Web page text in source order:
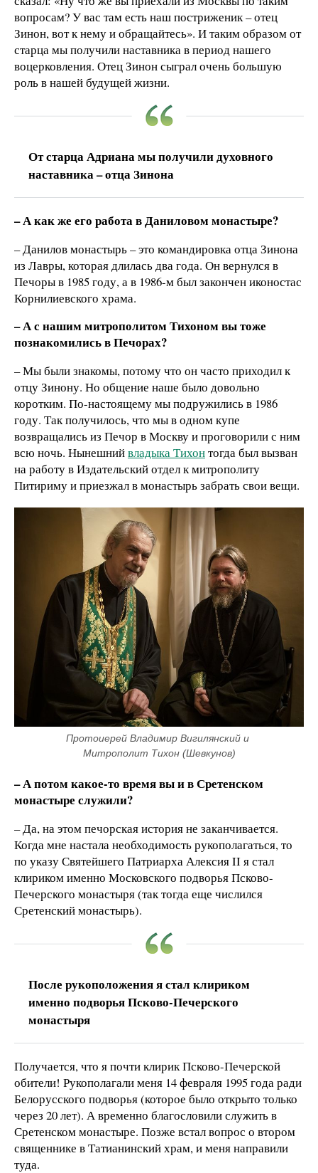
вопросам? У вас там есть наш постриженик – отец
Зинон, вот к нему и обращайтесь». И таким образом от
старца мы получили наставника в период нашего
воцерковления. Отец Зинон сыграл очень большую
роль в нашей будущей жизни.
От старца Адриана мы получили духовного
наставника – отца Зинона
– А как же его работа в Даниловом монастыре?
– Данилов монастырь – это командировка отца Зинона
из Лавры, которая длилась два года. Он вернулся в
Печоры в 1985 году, а в 1986-м был закончен иконостас
Корнилиевского храма.
– А с нашим митрополитом Тихоном вы тоже
познакомились в Печорах?
– Мы были знакомы, потому что он часто приходил к
отцу Зинону. Но общение наше было довольно
коротким. По-настоящему мы подружились в 1986
году. Так получилось, что мы в одном купе
возвращались из Печор в Москву и проговорили с ним
всю ночь. Нынешнийвладыка Тихонтогда был вызван
на работу в Издательский отдел к митрополиту
Питириму и приезжал в монастырь забрать свои вещи.
Протоиерей Владимир Вигилянский и
Митрополит Тихон (Шевкунов)
– А потом какое-то время вы ив Сретенском
монастыре служили?
– Да, на этом печорская история не заканчивается.
Когда мне настала необходимость рукополагаться, то
по указу Святейшего Патриарха Алексия II я стал
клириком именно Московского подворья Псково-
Печерского монастыря (так тогда еще числился
Сретенский монастырь).
После рукоположения я стал клириком
именно подворья Псково-Печерского
монастыря
Получается, что я почти клирик Псково-Печерской
обители! Рукополагали меня 14 февраля 1995 года ради
Белорусского подворья (которое было открыто только
через 20 лет). А временно благословили служить в
Сретенском монастыре. Позже встал вопрос о втором
священнике в Татианинский храм, и меня направили
туда.